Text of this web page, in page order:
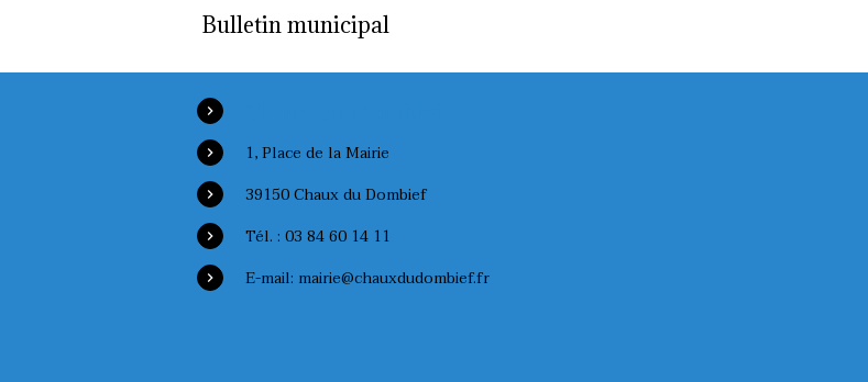
Bulletin municipal
1, Place de la Mairie
39150 Chaux du Dombief
Tél. : 03 84 60 14 11
E-mail: mairie@chauxdudombief.fr